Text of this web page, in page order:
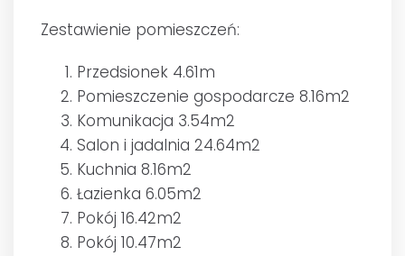
Zestawienie pomieszczeń:
Przedsionek 4.61m
Pomieszczenie gospodarcze 8.16m2
Komunikacja 3.54m2
Salon i jadalnia 24.64m2
Kuchnia 8.16m2
Łazienka 6.05m2
Pokój 16.42m2
Pokój 10.47m2